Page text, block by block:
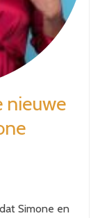
nieuwe
Simone en